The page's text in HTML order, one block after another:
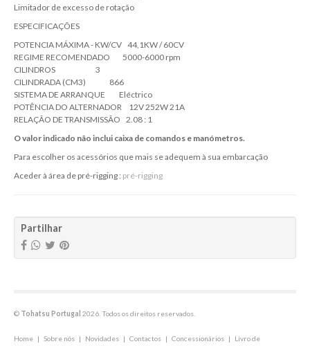
Limitador de excesso de rotação
ESPECIFICAÇÕES
POTENCIA MÁXIMA - KW/CV 44,1KW / 60CV
REGIME RECOMENDADO 5000-6000 rpm
CILINDROS 3
CILINDRADA (CM3) 866
SISTEMA DE ARRANQUE Eléctrico
POTÊNCIA DO ALTERNADOR 12V 252W 21A
RELAÇÃO DE TRANSMISSÃO 2.08 : 1
O valor indicado não inclui caixa de comandos e manómetros.
Para escolher os acessórios que mais se adequem à sua embarcação
Aceder à área de pré-rigging : pré-rigging
Partilhar
© Tohatsu Portugal 2026. Todos os direitos reservados.
Home | Sobre nós | Novidades | Contactos | Concessionários | Livro de